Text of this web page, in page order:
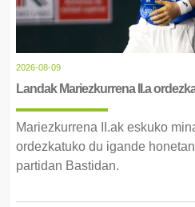
2026-08-09
Landak Mariezkurrena II.a
Mariezkurrena II.ak eskuko
ordezkatuko du igande
partidan Bastidan.